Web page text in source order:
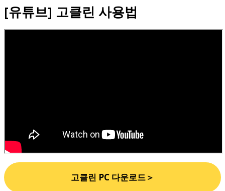
[유튜브] 고클린 사용법
고클린 PC 다운로드＞